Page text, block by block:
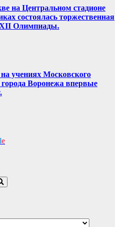
на Центральном стадионе
состоялась торжественная
Олимпиады.
учениях Московского
города Воронежа впервые
e